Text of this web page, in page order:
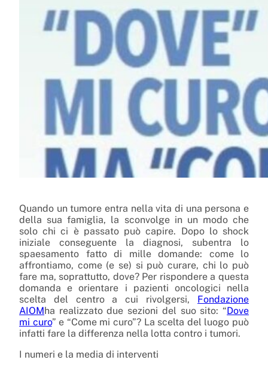
Quando un tumore entra nella vita di una persona e
della sua famiglia, la sconvolge in un modo che
solo chi ci è passato può capire. Dopo lo shock
iniziale conseguente la diagnosi, subentra lo
spaesamento fatto di mille domande: come lo
affrontiamo, come (e se) si può curare, chi lo può
fare ma, soprattutto, dove? Per rispondere a questa
domanda e orientare i pazienti oncologici nella
scelta del centro a cui rivolgersi, Fondazione
AIOMha realizzatodue sezioni del suo sito: “Dove
mi curo” e “Come mi curo”? La scelta del luogo può
infatti fare la differenza nella lotta contro i tumori.
I numeri e la media di interventi